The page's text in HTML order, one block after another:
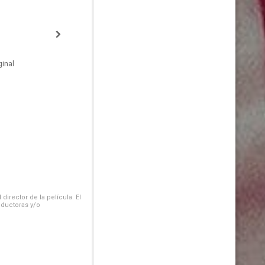
de la película. El
y/o